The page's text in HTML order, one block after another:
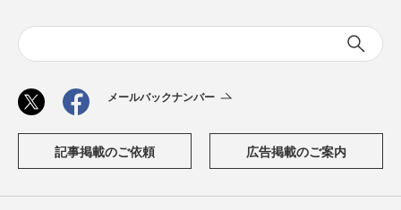
メールバックナンバー
記事掲載のご依頼 広告掲載のご案内